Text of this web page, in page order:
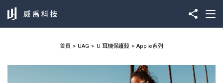
首頁 UAG U 耳機保護殼 Apple系列